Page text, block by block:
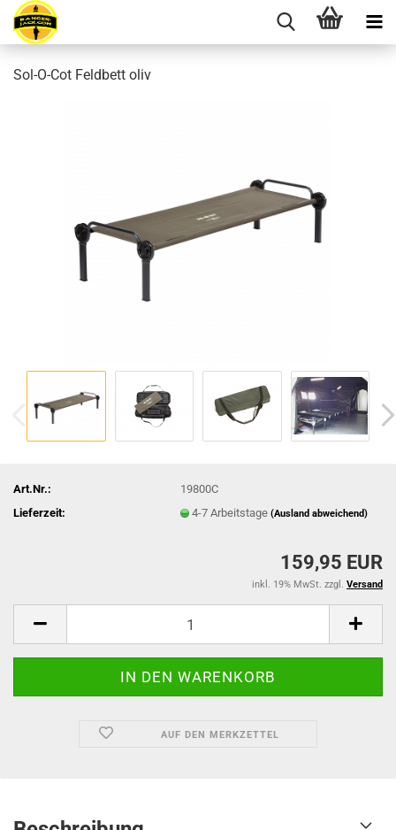
Sol-O-Cot Feldbett oliv
Art.Nr.:
19800C
Lieferzeit:
4-7 Arbeitstage(Ausland abweichend)
159,95 EUR
inkl. 19% MwSt. zzgl. Versand
AUF DEN MERKZETTEL